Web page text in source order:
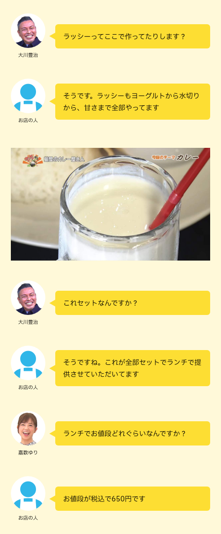
大川豊治
ラッシーってここで作ってたりします？
お店の人
そうです。ラッシーもヨーグルトから水切り
から、甘さまで全部やってます
大川豊治
これセットなんですか？
お店の人
そうですね。これが全部セットでランチで提
供させていただいてます
嘉数ゆり
ランチでお値段どれぐらいなんですか？
お店の人
お値段が税込で650円です